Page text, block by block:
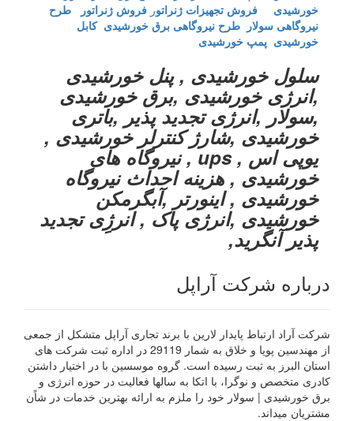
خورشیدی
فروش تجهیزات ژنراتور فروش ژنراتور
طرح
نیروگاهی سولار طرح نیروگاهی برق خورشیدی کابل
خورشیدی پمپ خورشیدی
سلول خورشیدی , پنل خورشیدی
,انرژی خورشیدی ,برق خورشیدی
,سولار ,انرژی تجدید پذیر ,باتری
خورشیدی ,شارژ کنترلر خورشیدی ,
یوپی اس , ups , نیروگاه های
خورشیدی , هزینه احداث نیروگاه
خورشیدی , اینورتر ,آبگرمکن
خورشیدی ,انرژی پاک , انرژِی تجدید
پذیر آنگرید,
درباره شرکت آراپل
شرکت آراد ارتباط پایدار لارین با برند تجاری آراپل متشکل از جمعی
از مهندسین پویا و خلاق به شمار 29119 در اداره ثبت شرکت های
استان البرز به ثبت رسیده است. گروه موسسین با در اختیار داشتن
کادری متخصص و نوگرا، با اتکا به سالها فعالیت در حوزه انرژی و
برق خورشیدی | سولار خود را ملزم به ارائه بهترین خدمات در شاًن
مشتریان میداند.